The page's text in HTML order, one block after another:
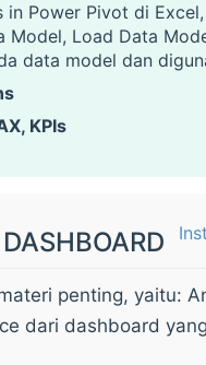
in Power Pivot di
Load Data
data model dan
KPIs
penting, yaitu:
dari dashboard